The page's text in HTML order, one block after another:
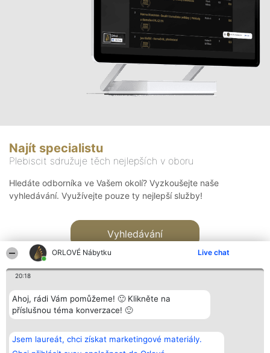
ORLOVÉ Nábytku Live chat
20:18
Ahoj, rádi Vám pomůžeme! 🙂 Klikněte na
příslušnou téma konverzace! 🙂
Jsem laureát, chci získat marketingové materiály.
Najít specialistu
Plebiscit sdružuje těch nejlepších v oboru
Hledáte odborníka ve Vašem okolí? Vyzkoušejte naše
vyhledávání. Využívejte pouze ty nejlepší služby!
Vyhledávání
Bright Side Solutions sp. z o.
o. sp. k.
ul. Ruska 22
Vítězové
Seznam všech
laureátů
Kontakt